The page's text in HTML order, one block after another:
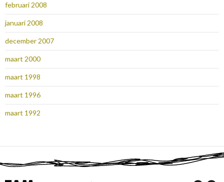
februari 2008
januari 2008
december 2007
maart 2000
maart 1998
maart 1996
maart 1992